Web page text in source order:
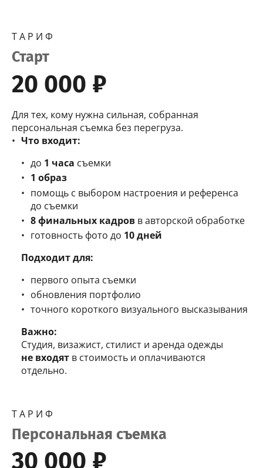
Т А Р И Ф
Старт
20 000 ₽
Для тех, кому нужна сильная, собранная
персональная съемка без перегруза.
Что входит:
до 1 часа съемки
1 образ
помощь с выбором настроения и референса
до съемки
8 финальных кадров в авторской обработке
готовность фото до 10 дней
Подходит для:
первого опыта съемки
обновления портфолио
точного короткого визуального высказывания
Важно:
Студия, визажист, стилист и аренда одежды
не входят в стоимость и оплачиваются
отдельно.
Т А Р И Ф
Персональная съемка
30 000 ₽